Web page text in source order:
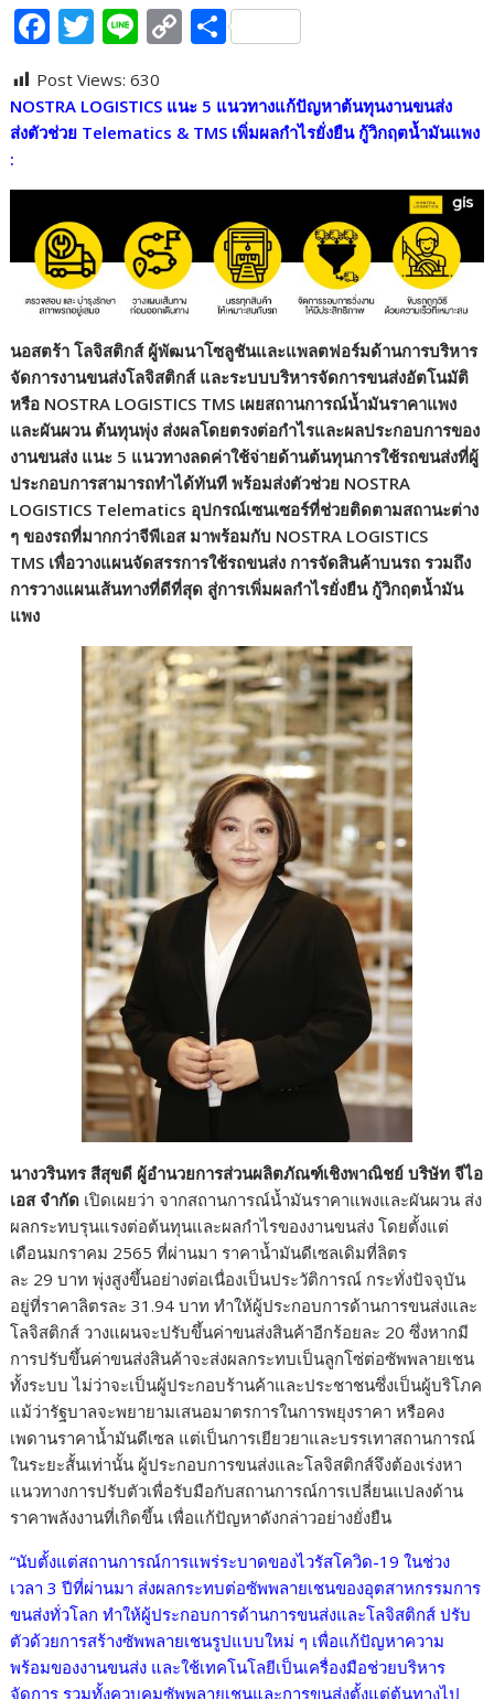
F
ac
e
b
o
k
T
w
itt
er
Li
n
e
C
o
p
y
n
k
S
h
ar
e
Post Views: 630
NOSTRA LOGISTICS แนะ 5 แนวทางแก้ปัญหาต้นทุนงานขนส่ง
ส่งตัวช่วย Telematics & TMS เพิ่มผลกำไรยั่งยืน กู้วิกฤตน้ำมันแพง
:
นอสตร้า โลจิสติกส์ ผู้พัฒนาโซลูชันและแพลตฟอร์มด้านการบริหาร
จัดการงานขนส่งโลจิสติกส์ และระบบบริหารจัดการขนส่งอัตโนมัติ
หรือ NOSTRA LOGISTICS TMS เผยสถานการณ์น้ำมันราคาแพง
และผันผวน ต้นทุนพุ่ง ส่งผลโดยตรงต่อกำไรและผลประกอบการของ
งานขนส่ง แนะ 5 แนวทางลดค่าใช้จ่ายด้านต้นทุนการใช้รถขนส่งที่ผู้
ประกอบการสามารถทำได้ทันที พร้อมส่งตัวช่วย NOSTRA
LOGISTICS Telematics อุปกรณ์เซนเซอร์ที่ช่วยติดตามสถานะต่าง
ๆ ของรถที่มากกว่าจีพีเอส มาพร้อมกับ NOSTRA LOGISTICS
TMS เพื่อวางแผนจัดสรรการใช้รถขนส่ง การจัดสินค้าบนรถ รวมถึง
การวางแผนเส้นทางที่ดีที่สุด สู่การเพิ่มผลกำไรยั่งยืน กู้วิกฤตน้ำมัน
แพง
นางวรินทร สีสุขดี ผู้อำนวยการส่วนผลิตภัณฑ์เชิงพาณิชย์ บริษัท จีไอ
เอส จำกัด เปิดเผยว่า จากสถานการณ์น้ำมันราคาแพงและผันผวน ส่ง
ผลกระทบรุนแรงต่อต้นทุนและผลกำไรของงานขนส่ง โดยตั้งแต่
เดือนมกราคม 2565 ที่ผ่านมา ราคาน้ำมันดีเซลเดิมที่ลิตร
ละ 29 บาท พุ่งสูงขึ้นอย่างต่อเนื่องเป็นประวัติการณ์ กระทั่งปัจจุบัน
อยู่ที่ราคาลิตรละ 31.94 บาท ทำให้ผู้ประกอบการด้านการขนส่งและ
โลจิสติกส์ วางแผนจะปรับขึ้นค่าขนส่งสินค้าอีกร้อยละ 20 ซึ่งหากมี
การปรับขึ้นค่าขนส่งสินค้าจะส่งผลกระทบเป็นลูกโซ่ต่อซัพพลายเชน
ทั้งระบบ ไม่ว่าจะเป็นผู้ประกอบร้านค้าและประชาชนซึ่งเป็นผู้บริโภค
แม้ว่ารัฐบาลจะพยายามเสนอมาตรการในการพยุงราคา หรือคง
เพดานราคาน้ำมันดีเซล แต่เป็นการเยียวยาและบรรเทาสถานการณ์
ในระยะสั้นเท่านั้น ผู้ประกอบการขนส่งและโลจิสติกส์จึงต้องเร่งหา
แนวทางการปรับตัวเพื่อรับมือกับสถานการณ์การเปลี่ยนแปลงด้าน
ราคาพลังงานที่เกิดขึ้น เพื่อแก้ปัญหาดังกล่าวอย่างยั่งยืน
“นับตั้งแต่สถานการณ์การแพร่ระบาดของไวรัสโควิด-19 ในช่วง
เวลา 3 ปีที่ผ่านมา ส่งผลกระทบต่อซัพพลายเชนของอุตสาหกรรมการ
ขนส่งทั่วโลก ทำให้ผู้ประกอบการด้านการขนส่งและโลจิสติกส์ ปรับ
ตัวด้วยการสร้างซัพพลายเชนรูปแบบใหม่ ๆ เพื่อแก้ปัญหาความ
พร้อมของงานขนส่ง และใช้เทคโนโลยีเป็นเครื่องมือช่วยบริหาร
จัดการ รวมทั้งควบคุมซัพพลายเชนและการขนส่งตั้งแต่ต้นทางไป